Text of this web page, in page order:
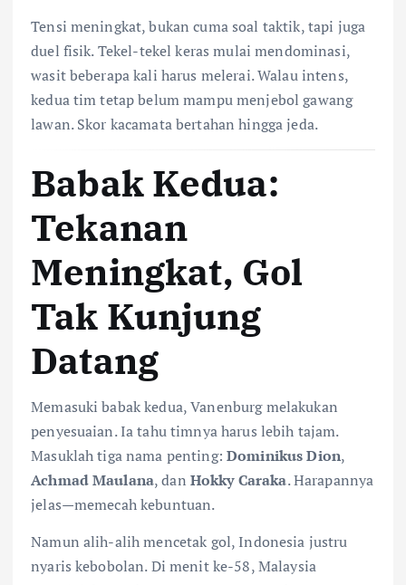
Tensi meningkat, bukan cuma soal taktik, tapi juga
duel fisik. Tekel-tekel keras mulai mendominasi,
wasit beberapa kali harus melerai. Walau intens,
kedua tim tetap belum mampu menjebol gawang
lawan. Skor kacamata bertahan hingga jeda.
Babak Kedua:
Tekanan
Meningkat, Gol
Tak Kunjung
Datang
Memasuki babak kedua, Vanenburg melakukan
penyesuaian. Ia tahu timnya harus lebih tajam.
Masuklah tiga nama penting:Dominikus Dion,
Achmad Maulana, dan Hokky Caraka. Harapannya
jelas—memecah kebuntuan.
Namun alih-alih mencetak gol, Indonesia justru
nyaris kebobolan. Di menit ke-58, Malaysia